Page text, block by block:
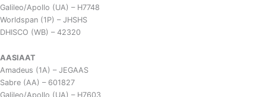
Galileo/Apollo (UA) – H7748
Worldspan (1P) – JHSHS
DHISCO (WB) – 42320
AASIAAT
Amadeus (1A) – JEGAAS
Sabre (AA) – 601827
Galileo/Apollo (UA) – H7603